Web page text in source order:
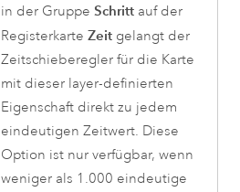
in der GruppeSchritt auf der
RegisterkarteZeit gelangt der
Zeitschieberegler für die Karte
mit dieser layer-definierten
Eigenschaft direkt zu jedem
eindeutigen Zeitwert. Diese
Option ist nur verfügbar, wenn
weniger als 1.000 eindeutige